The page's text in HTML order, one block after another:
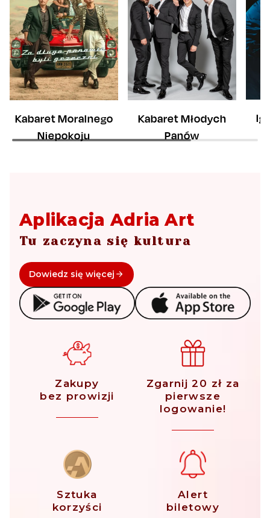
Kabaret Moralnego
Niepokoju
Kabaret Młodych
Panów
Aplikacja Adria Art
Tu zaczyna się kultura
Dowiedz się więcej
Zakupy
bez prowizji
Zgarnij 20 zł za
pierwsze
logowanie!
Sztuka
korzyści
Alert
biletowy